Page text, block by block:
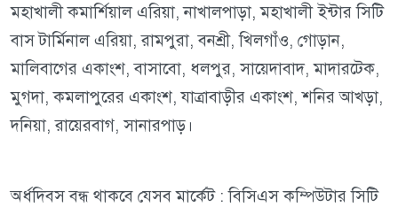
মহাখালী কমার্শিয়াল এরিয়া, নাখালপাড়া, মহাখালী ইন্টার সিটি
বাস টার্মিনাল এরিয়া, রামপুরা, বনশ্রী, খিলগাঁও, গোড়ান,
মালিবাগের একাংশ, বাসাবো, ধলপুর, সায়েদাবাদ, মাদারটেক,
মুগদা, কমলাপুরের একাংশ, যাত্রাবাড়ীর একাংশ, শনির আখড়া,
দনিয়া, রায়েরবাগ, সানারপাড়।
অর্ধদিবস বন্ধ থাকবে যেসব মার্কেট : বিসিএস কম্পিউটার সিটি